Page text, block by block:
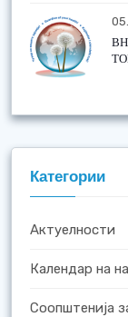
Категории
Актуелности
Календар на
Соопштенија